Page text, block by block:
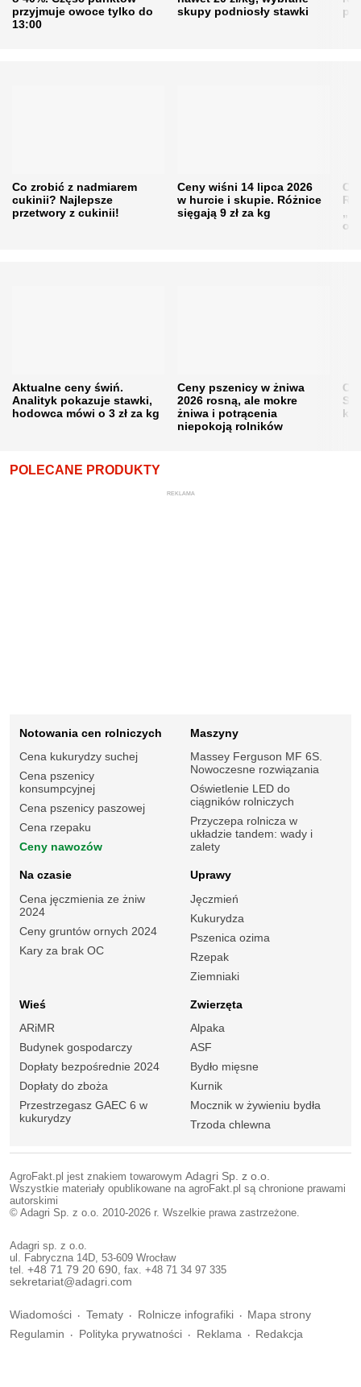
przyjmuje owoce tylko do
13:00
skupy podniosły stawki
Co zrobić z nadmiarem
cukinii? Najlepsze
przetwory z cukinii!
Ceny wiśni 14 lipca 2026
w hurcie i skupie. Różnice
sięgają 9 zł za kg
Aktualne ceny świń.
Analityk pokazuje stawki,
hodowca mówi o 3 zł za kg
Ceny pszenicy w żniwa
2026 rosną, ale mokre
żniwa i potrącenia
niepokoją rolników
POLECANE PRODUKTY
REKLAMA
Notowania cen rolniczych
Cena kukurydzy suchej
Cena pszenicy
konsumpcyjnej
Cena pszenicy paszowej
Cena rzepaku
Ceny nawozów
Maszyny
Massey Ferguson MF 6S.
Nowoczesne rozwiązania
Oświetlenie LED do
ciągników rolniczych
Przyczepa rolnicza w
układzie tandem: wady i
zalety
Na czasie
Cena jęczmienia ze żniw
2024
Ceny gruntów ornych 2024
Kary za brak OC
Uprawy
Jęczmień
Kukurydza
Pszenica ozima
Rzepak
Ziemniaki
Wieś
ARiMR
Budynek gospodarczy
Dopłaty bezpośrednie 2024
Dopłaty do zboża
Przestrzegasz GAEC 6 w
kukurydzy
Zwierzęta
Alpaka
ASF
Bydło mięsne
Kurnik
Mocznik w żywieniu bydła
Trzoda chlewna
AgroFakt.pl jest znakiem towarowym Adagri Sp. z o.o.
Wszystkie materiały opublikowane na agroFakt.pl są chronione prawami
autorskimi
© Adagri Sp. z o.o. 2010-2026 r. Wszelkie prawa zastrzeżone.
Adagri sp. z o.o.
ul. Fabryczna 14D, 53-609 Wrocław
tel. +48 71 79 20 690 , fax. +48 71 34 97 335
sekretariat@adagri.com
Wiadomości Tematy Rolnicze infografiki
Mapa strony
Regulamin
Polityka prywatności Reklama Redakcja